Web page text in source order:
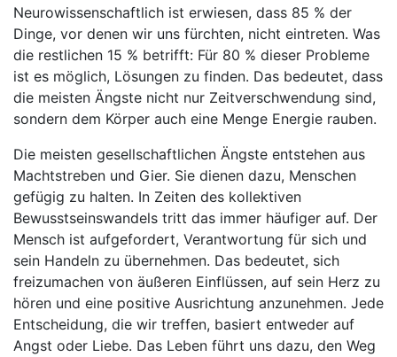
Neurowissenschaftlich ist erwiesen, dass 85 % der
Dinge, vor denen wir uns fürchten, nicht eintreten. Was
die restlichen 15 % betrifft: Für 80 % dieser Probleme
ist es möglich, Lösungen zu finden. Das bedeutet, dass
die meisten Ängste nicht nur Zeitverschwendung sind,
sondern dem Körper auch eine Menge Energie rauben.
Die meisten gesellschaftlichen Ängste entstehen aus
Machtstreben und Gier. Sie dienen dazu, Menschen
gefügig zu halten. In Zeiten des kollektiven
Bewusstseinswandels tritt das immer häufiger auf. Der
Mensch ist aufgefordert, Verantwortung für sich und
sein Handeln zu übernehmen. Das bedeutet, sich
freizumachen von äußeren Einflüssen, auf sein Herz zu
hören und eine positive Ausrichtung anzunehmen. Jede
Entscheidung, die wir treffen, basiert entweder auf
Angst oder Liebe. Das Leben führt uns dazu, den Weg